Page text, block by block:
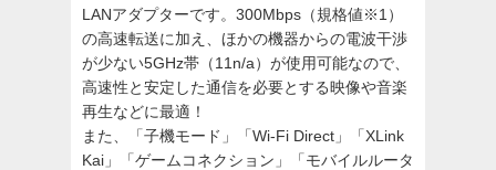
LANアダプターです。300Mbps（規格値※1）
の高速転送に加え、ほかの機器からの電波干渉
が少ない5GHz帯（11n/a）が使用可能なので、
高速性と安定した通信を必要とする映像や音楽
再生などに最適！
また、「子機モード」「Wi-Fi Direct」「XLink
Kai」「ゲームコネクション」「モバイルルータ